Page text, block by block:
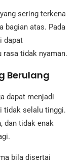
sering terkena
bagian atas. Pada
dapat
rasa tidak nyaman.
Berulang
dapat menjadi
tidak selalu tinggi.
dan tidak enak
bila disertai